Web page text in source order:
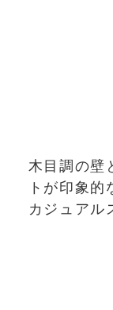
木目調の壁
トが印象的
カジュアル